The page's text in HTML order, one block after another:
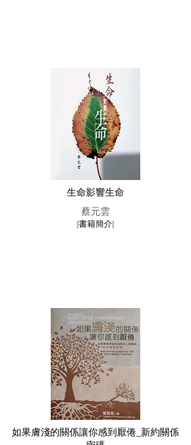
生命影響生命
蔡元雲
|書籍簡介|
如果膚淺的關係讓你感到厭倦_新約關係